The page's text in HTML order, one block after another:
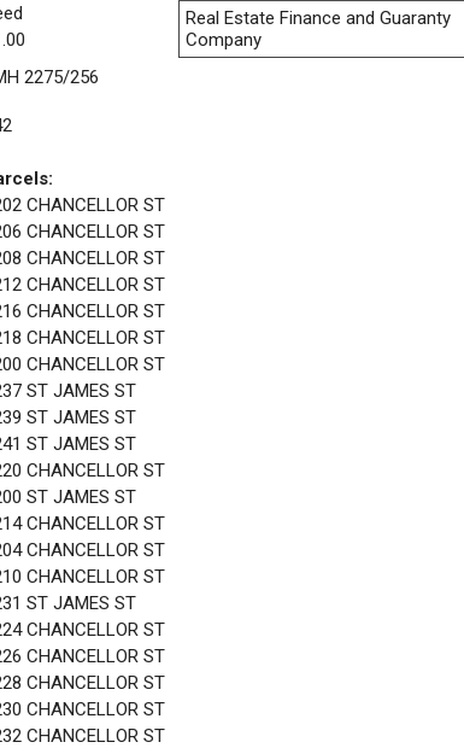
2275/256
CHANCELLOR ST
CHANCELLOR ST
CHANCELLOR ST
CHANCELLOR ST
CHANCELLOR ST
CHANCELLOR ST
CHANCELLOR ST
ST JAMES ST
ST JAMES ST
ST JAMES ST
CHANCELLOR ST
ST JAMES ST
CHANCELLOR ST
CHANCELLOR ST
CHANCELLOR ST
ST JAMES ST
CHANCELLOR ST
CHANCELLOR ST
CHANCELLOR ST
CHANCELLOR ST
CHANCELLOR ST
Real Estate Finance and Guaranty
Company